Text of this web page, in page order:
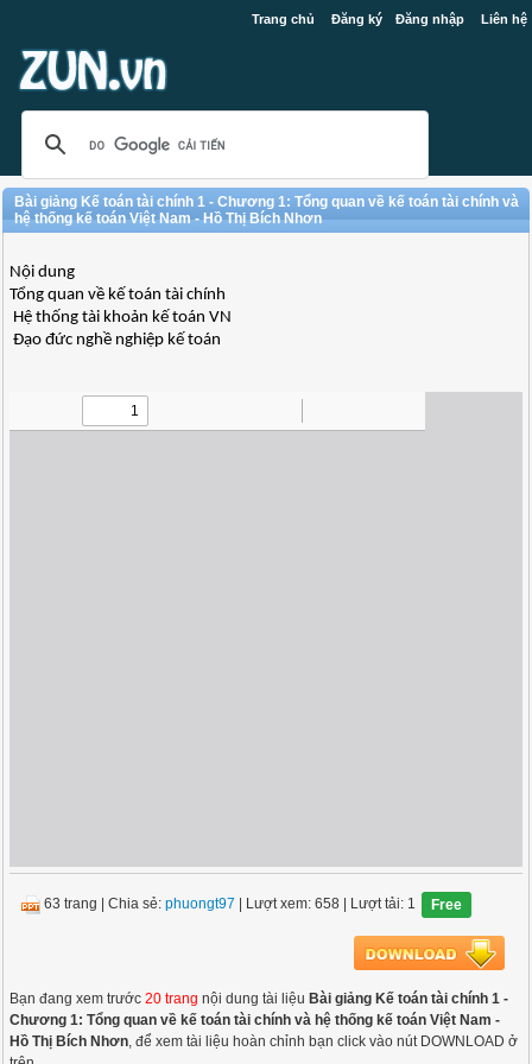
Trang chủ Đăng ký Đăng nhập Liên hệ
Bài giảng Kế toán tài chính 1 - Chương 1: Tổng quan về kế toán tài chính và
hệ thống kế toán Việt Nam - Hồ Thị Bích Nhơn
Nội dung
Tổng quan về kế toán tài chính
Hệ thống tài khoản kế toán VN
Đạo đức nghề nghiệp kế toán
63 trang |Chia sẻ:phuongt97 | Lượt xem: 658 | Lượt tải: 1 Free
Bạn đang xem trước20 trang nội dung tài liệu Bài giảng Kế toán tài chính 1 -
Chương 1: Tổng quan về kế toán tài chính và hệ thống kế toán Việt Nam -
Hồ Thị Bích Nhơn, để xem tài liệu hoàn chỉnh bạn click vào nút DOWNLOAD ở